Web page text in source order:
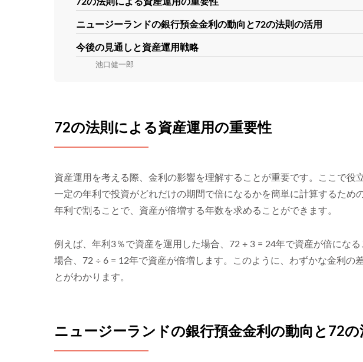
ニュージーランドの銀行預金金利の動向と72の法則の活用
今後の見通しと資産運用戦略
池口健一郎
72の法則による資産運用の重要性
資産運用を考える際、金利の影響を理解することが重要です。ここで役
一定の年利で投資がどれだけの期間で倍になるかを簡単に計算するため
年利で割ることで、資産が倍増する年数を求めることができます。
例えば、年利3％で資産を運用した場合、72 ÷ 3 = 24年で資産が倍にな
場合、72 ÷ 6 = 12年で資産が倍増します。このように、わずかな金利の
とがわかります。
ニュージーランドの銀行預金金利の動向と72の